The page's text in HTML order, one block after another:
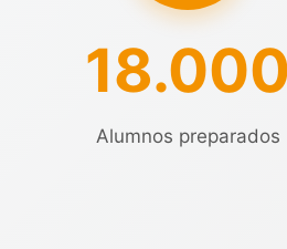
18.000
Alumnos preparados